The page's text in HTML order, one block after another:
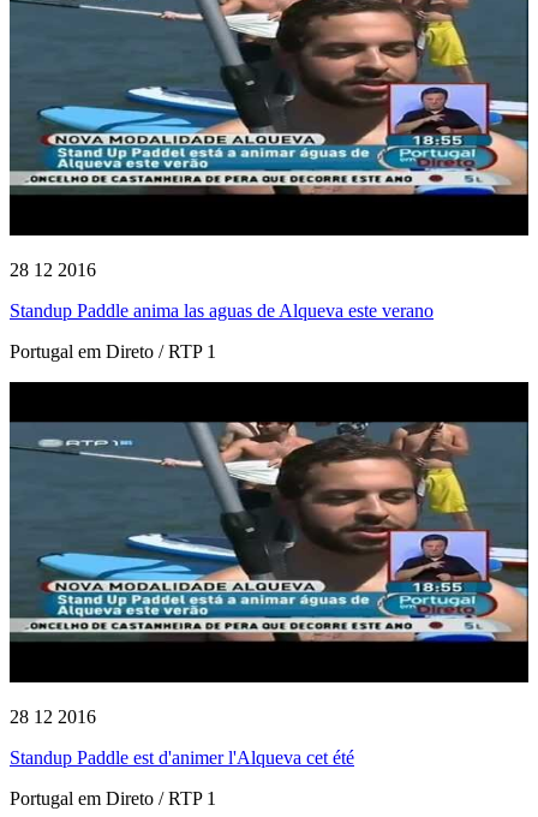
28 12 2016
Standup Paddle anima las aguas de Alqueva este verano
Portugal em Direto / RTP 1
28 12 2016
Standup Paddle est d'animer l'Alqueva cet été
Portugal em Direto / RTP 1